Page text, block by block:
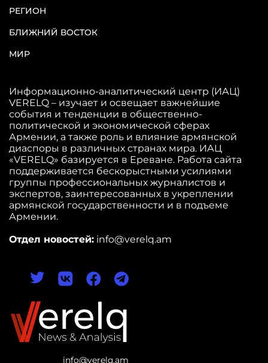
info@verelq.am
РЕГИОН
БЛИЖНИЙ ВОСТОК
МИР
Информационно-аналитический центр (ИАЦ)
VERELQ – изучает и освещает важнейшие
события и тенденции в общественно-
политической и экономической сферах
Армении, а также роль и влияние армянской
диаспоры в различных странах мира. ИАЦ
«VERELQ» базируется в Ереване. Работа сайта
поддерживается бескорыстными усилиями
группы профессиональных журналистов и
экспертов, заинтересованных в укреплении
армянской государственности и в подъеме
Армении.
Отдел новостей: info@verelq.am